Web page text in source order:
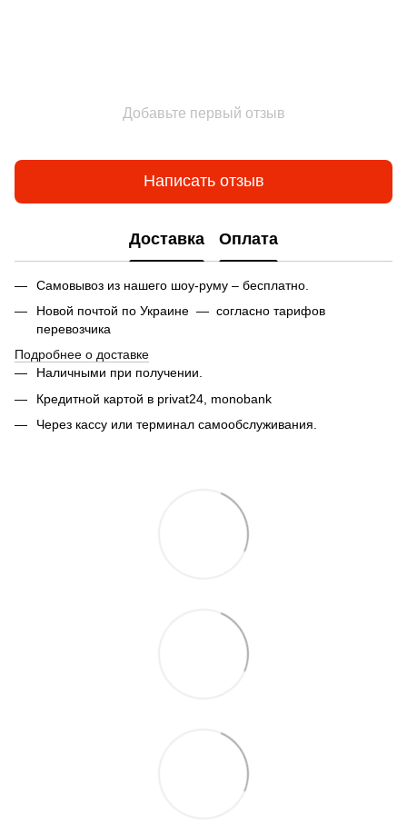
Добавьте первый отзыв
Написать отзыв
Доставка Оплата
Самовывоз из нашего шоу-руму – бесплатно.
Новой почтой по Украине — согласно тарифов
перевозчика
Подробнее о доставке
Наличными при получении.
Кредитной картой в privat24, monobank
Через кассу или терминал самообслуживания.